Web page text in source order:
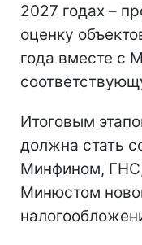
2027 годах –
оценку
года вместе с
Итоговым
должна стать
Минфином,
Минюстом